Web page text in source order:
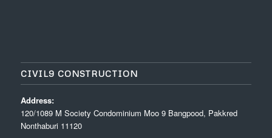
CIVIL9 CONSTRUCTION
Address:
120/1089 M Society Condominium Moo 9 Bangpood, Pakkred
Nonthaburi 11120